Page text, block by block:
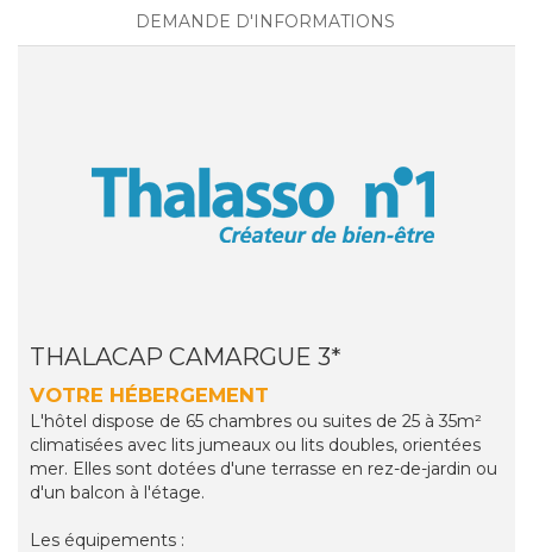
DEMANDE D'INFORMATIONS
THALACAP CAMARGUE 3*
VOTRE HÉBERGEMENT
L'hôtel dispose de 65 chambres ou suites de 25 à 35m²
climatisées avec lits jumeaux ou lits doubles, orientées
mer. Elles sont dotées d'une terrasse en rez-de-jardin ou
d'un balcon à l'étage.
Les équipements :